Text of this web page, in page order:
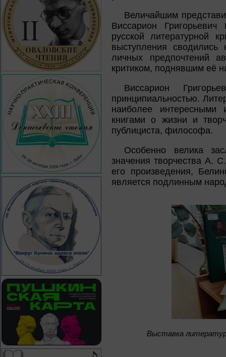
Величайшим
Виссарион
русской литературной
выступления
личных предпочтений
критиком, поднявшим её
Виссарион
принципиальностью.
наиболее интересными
книгами о жизни и
публициста, философа.
Особенно велика
значения творчества А.
его произведения,
является подлинным
Bыставкa